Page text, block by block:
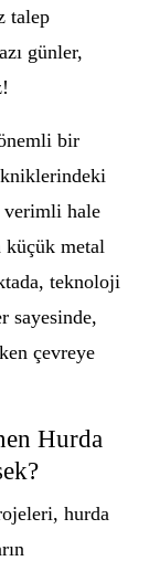
talep
günler,
bir
verimli hale
küçük metal
teknoloji
sayesinde,
çevreye
Hurda
hurda